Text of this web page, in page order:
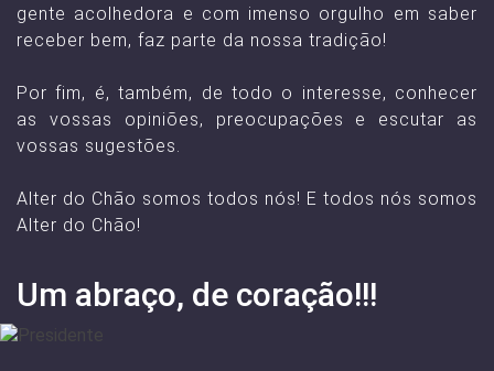
gente acolhedora e com imenso orgulho em saber
receber bem, faz parte da nossa tradição!
Por fim, é, também, de todo o interesse, conhecer
as vossas opiniões, preocupações e escutar as
vossas sugestões.
Alter do Chão somos todos nós! E todos nós somos
Alter do Chão!
Um abraço, de coração!!!